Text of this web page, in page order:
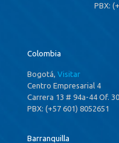
PBX:
Colombia
Bogotá, Visitar
Centro Empresarial 4
Carrera 13 # 94a-44 Of.
PBX: (+57 601) 8052651
Barranquilla